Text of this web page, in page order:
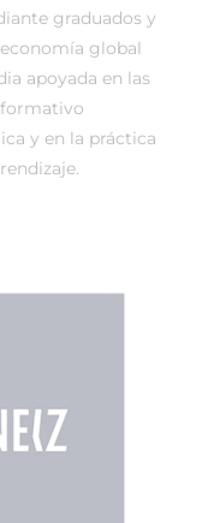
graduados y
global
apoyada en las
y en la práctica